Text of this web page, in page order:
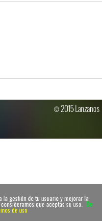
la gestión de tu usuario y mejorar la
que aceptas su uso. De
de uso
© 2015 Lanzanos